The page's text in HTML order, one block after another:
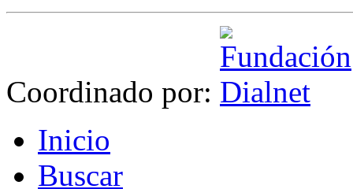
Coordinado por:
Inicio
Buscar